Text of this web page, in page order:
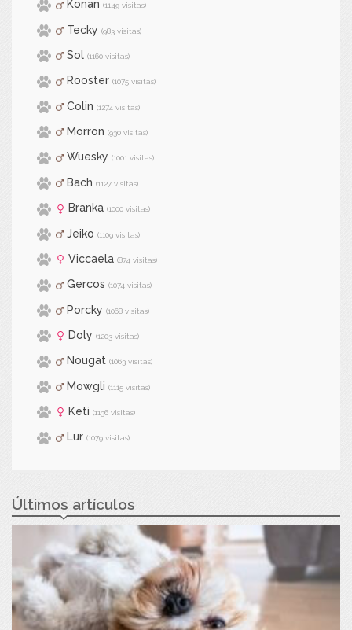
Konan (1149 visitas)
Tecky (983 visitas)
Sol (1160 visitas)
Rooster (1075 visitas)
Colin (1274 visitas)
Morron (930 visitas)
Wuesky (1001 visitas)
Bach (1127 visitas)
Branka (1000 visitas)
Jeiko (1109 visitas)
Viccaela (874 visitas)
Gercos (1074 visitas)
Porcky (1068 visitas)
Doly (1203 visitas)
Nougat (1063 visitas)
Mowgli (1115 visitas)
Keti (1136 visitas)
Lur (1079 visitas)
Últimos artículos